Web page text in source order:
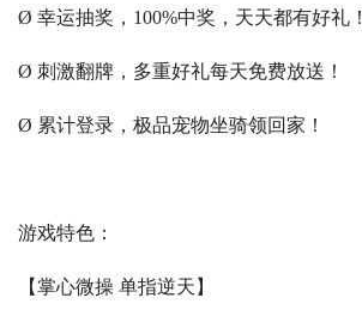
Ø 幸运抽奖，100%中奖，天天都有好礼！
Ø 刺激翻牌，多重好礼每天免费放送！
Ø 累计登录，极品宠物坐骑领回家！
游戏特色：
【掌心微操 单指逆天】